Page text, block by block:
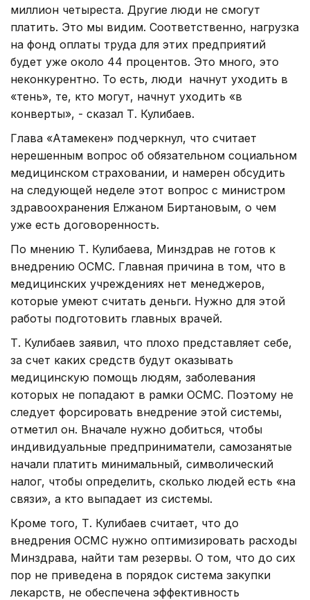
миллион четыреста. Другие люди не смогут
платить. Это мы видим. Соответственно, нагрузка
на фонд оплаты труда для этих предприятий
будет уже около 44 процентов. Это много, это
неконкурентно. То есть, люди начнут уходить в
«тень», те, кто могут, начнут уходить «в
конверты», - сказал Т. Кулибаев.
Глава «Атамекен» подчеркнул, что считает
нерешенным вопрос об обязательном социальном
медицинском страховании, и намерен обсудить
на следующей неделе этот вопрос с министром
здравоохранения Елжаном Биртановым, о чем
уже есть договоренность.
По мнению Т. Кулибаева, Минздрав не готов к
внедрению ОСМС. Главная причина в том, что в
медицинских учреждениях нет менеджеров,
которые умеют считать деньги. Нужно для этой
работы подготовить главных врачей.
Т. Кулибаев заявил, что плохо представляет себе,
за счет каких средств будут оказывать
медицинскую помощь людям, заболевания
которых не попадают в рамки ОСМС. Поэтому не
следует форсировать внедрение этой системы,
отметил он. Вначале нужно добиться, чтобы
индивидуальные предприниматели, самозанятые
начали платить минимальный, символический
налог, чтобы определить, сколько людей есть «на
связи», а кто выпадает из системы.
Кроме того, Т. Кулибаев считает, что до
внедрения ОСМС нужно оптимизировать расходы
Минздрава, найти там резервы. О том, что до сих
пор не приведена в порядок система закупки
лекарств, не обеспечена эффективность